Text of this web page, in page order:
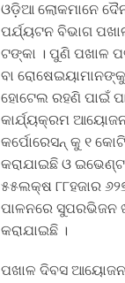
ଓଡ଼ିଆ ଲୋକମାନେ
ପର୍ଯ୍ୟଟନ ବିଭାଗ
ଟଙ୍କା । ପୁଣି ପଖାଳ
ବା
ହୋଟେଲ ରହଣି ପାଇଁ
କାର୍ଯ୍ୟକ୍ରମ
କର୍ପୋରେସନ୍ କୁ ୧
କରାଯାଇଛି ଓ
୫୫ଲକ୍ଷ ୮୮ହଜାର
ପାଳନରେ ସୁପରଭିଜନ
କରାଯାଇଛି ।
ପଖାଳ ଦିବସ